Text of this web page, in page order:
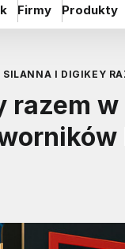
Firmy Produkty
SILANNA I DIGIKEY
razem